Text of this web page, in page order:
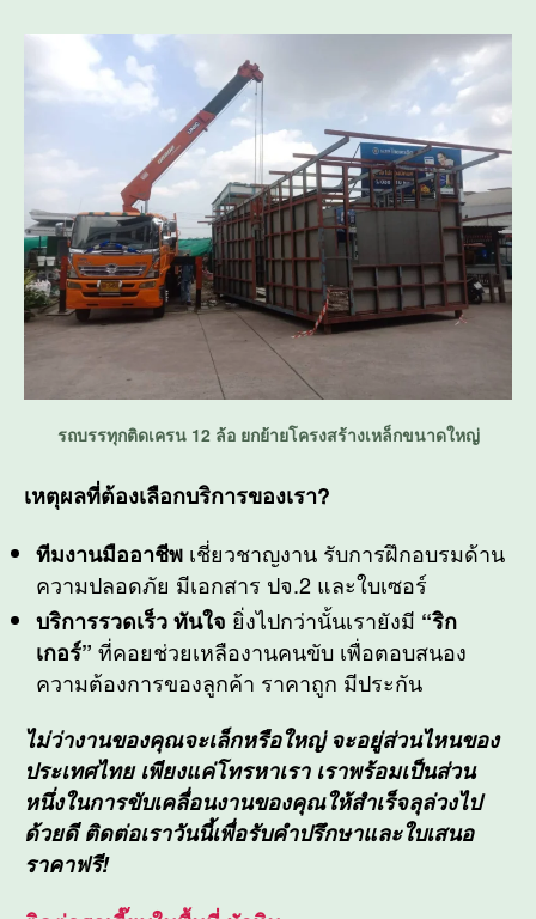
รถบรรทุกติดเครน 12 ล้อ ยกย้ายโครงสร้างเหล็กขนาดใหญ่
เหตุผลที่ต้องเลือกบริการของเรา?
ทีมงานมืออาชีพ เชี่ยวชาญงาน รับการฝึกอบรมด้าน
ความปลอดภัย มีเอกสาร ปจ.2 และใบเซอร์
บริการรวดเร็ว ทันใจ ยิ่งไปกว่านั้นเรายังมี “ริก
เกอร์” ที่คอยช่วยเหลืองานคนขับ เพื่อตอบสนอง
ความต้องการของลูกค้า ราคาถูก มีประกัน
ไม่ว่างานของคุณจะเล็กหรือใหญ่ จะอยู่ส่วนไหนของ
ประเทศไทย เพียงแค่โทรหาเรา เราพร้อมเป็นส่วน
หนึ่งในการขับเคลื่อนงานของคุณให้สำเร็จลุล่วงไป
ด้วยดี ติดต่อเราวันนี้เพื่อรับคำปรึกษาและใบเสนอ
ราคาฟรี!